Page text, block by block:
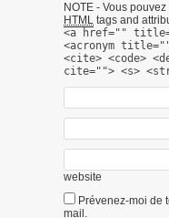
NOTE - Vous
HTML tags and
<a href=""
<acronym
<cite> <code>
cite=""> <s>
website
Prévenez-moi de
mail.